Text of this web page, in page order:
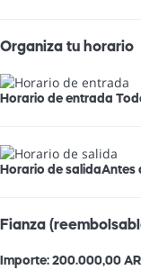
Organiza tu horario
Horario de entrada
Horario de salidaAntes
Fianza
Importe: 200.000,00